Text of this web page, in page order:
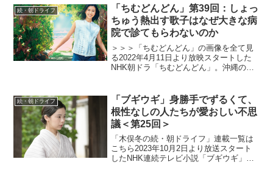
岡・糸島で両親や祖父母と共に暮らして
いた...
続・朝ドライフ
「ちむどんどん」第39回：しょっ
ちゅう熱出す歌子はなぜ大きな病
院で診てもらわないのか
＞＞＞「ちむどんどん」の画像を全て見
る2022年4月11日より放映スタートした
NHK朝ドラ「ちむどんどん」。沖縄の本
夢をかける主人公と支え合う兄妹たちの
絆を描くストーリ...
続・朝ドライフ
「ブギウギ」身勝手でずるくて、
根性なしの人たちが愛おしい不思
議＜第25回＞
「木俣冬の続・朝ドライフ」連載一覧は
こちら2023年10月2日より放送スタート
したNHK連続テレビ小説「ブギウギ」。